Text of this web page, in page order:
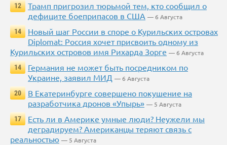
12
Трамп пригрозил тюрьмой тем, кто сообщил о
дефиците боеприпасов в США — 6 Августа
14
Новый шаг России в споре о Курильских островах
Diplomat: Россия хочет присвоить одному из
Курильских островов имя Рихарда Зорге — 6 Августа
14
Германия не может быть посредником по
Украине, заявил МИД — 6 Августа
20
В Екатеринбурге совершено покушение на
разработчика дронов «Упырь» — 5 Августа
17
Есть ли в Америке умные люди? Неужели мы
деградируем? Американцы теряют связь с
реальностью — 5 Августа